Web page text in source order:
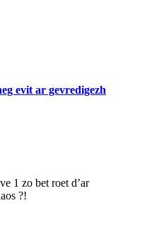
evit ar gevredigezh
1 zo bet roet d’ar
?!